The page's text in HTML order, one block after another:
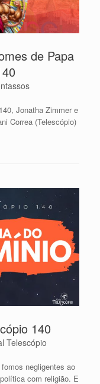
de Papa
Jonatha Zimmer e
Correa (Telescópio)
140
Telescópio
negligentes ao
com religião. E